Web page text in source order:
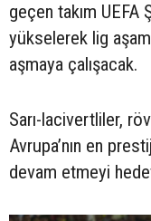
geçen takım
yükselerek lig
aşmaya çalışacak.
Sarı-lacivertliler,
Avrupa’nın en
devam etmeyi